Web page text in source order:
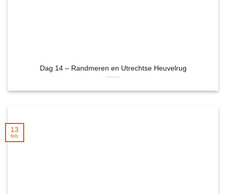
Dag 14 – Randmeren en Utrechtse Heuvelrug
13
feb